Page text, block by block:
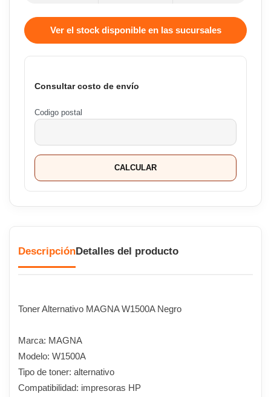
Ver el stock disponible en las sucursales
Consultar costo de envío
Codigo postal
CALCULAR
DescripciónDetalles del producto
Toner Alternativo MAGNA W1500A Negro
Marca: MAGNA
Modelo: W1500A
Tipo de toner: alternativo
Compatibilidad: impresoras HP